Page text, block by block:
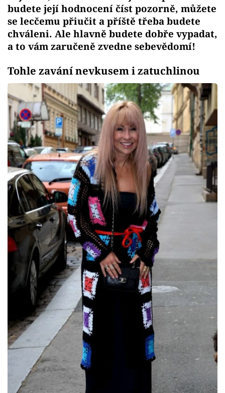
budete její hodnocení číst pozorně, můžete
se lecčemu přiučit a příště třeba budete
chváleni. Ale hlavně budete dobře vypadat,
a to vám zaručeně zvedne sebevědomí!
Tohle zavání nevkusem i zatuchlinou